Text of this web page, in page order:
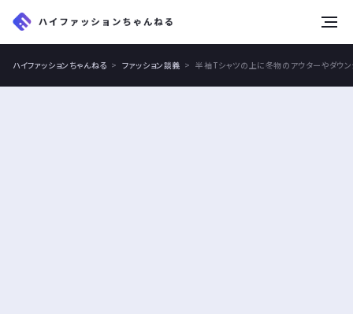
ハイファッションちゃんねる ファッション談義 半袖Tシャツの上に冬物のアウターやダウン